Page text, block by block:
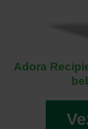
Adora